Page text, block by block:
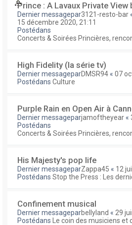
Prince : A Lavaux Private View
Dernier messagepar3121-resto-bar
15 décembre 2020, 21:11
Postédans
Concerts & Soirées Princières,
High Fidelity (la série tv)
Dernier messageparDMSR94 « 07
Postédans Culture
Purple Rain en Open Air à
Dernier messageparjamoftheyear «
Postédans
Concerts & Soirées Princières,
His Majesty's pop life
Dernier messageparZappa45 « 12
Postédans Stop the Press : Les
Confinement musical
Dernier messageparbellyland « 29
Postédans
Le coin des musiciens et